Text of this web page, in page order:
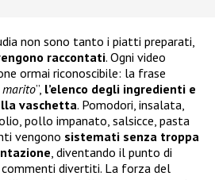
non sono tanto i piatti preparati,
raccontati. Ogni video
ormai riconoscibile: la frase
marito”, l’elenco degli ingredienti e
vaschetta. Pomodori, insalata,
pollo impanato, salsicce, pasta
vengono sistemati senza troppa
, diventando il punto di
divertiti. La forza del